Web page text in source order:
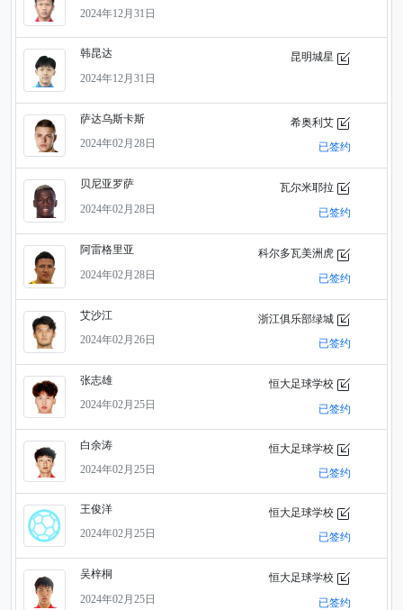
2024年12月31日
韩昆达
2024年12月31日
昆明城星
萨达乌斯卡斯
2024年02月28日
希奥利艾
已签约
贝尼亚罗萨
2024年02月28日
瓦尔米耶拉
已签约
阿雷格里亚
2024年02月28日
科尔多瓦美洲虎
已签约
艾沙江
2024年02月26日
浙江俱乐部绿城
已签约
张志雄
2024年02月25日
恒大足球学校
已签约
白余涛
2024年02月25日
恒大足球学校
已签约
王俊洋
2024年02月25日
恒大足球学校
已签约
吴梓桐
2024年02月25日
恒大足球学校
已签约